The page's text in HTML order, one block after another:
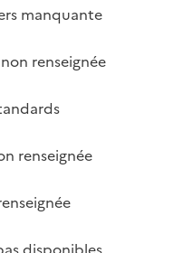
manquante
renseignée
renseignée